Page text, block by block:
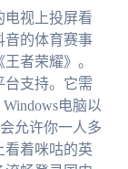
电视上投屏看
音的体育赛事
者荣耀》。
台支持。它需
电脑以
允许你一人多
看着咪咕的英